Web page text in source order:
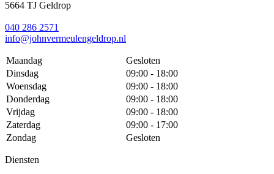
5664 TJ Geldrop
040 286 2571
info@johnvermeulengeldrop.nl
Maandag
Gesloten
Dinsdag
09:00 - 18:00
Woensdag
09:00 - 18:00
Donderdag
09:00 - 18:00
Vrijdag
09:00 - 18:00
Zaterdag
09:00 - 17:00
Zondag
Gesloten
Diensten